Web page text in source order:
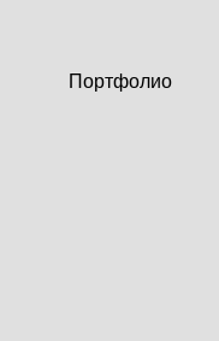
Портфолио